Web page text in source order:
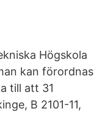
Högskola
kan förordnas
till att 31
B 2101-11,